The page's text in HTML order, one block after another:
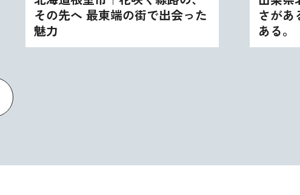
その先へ 最東端の街で出会った
魅力
さがあ
ある。